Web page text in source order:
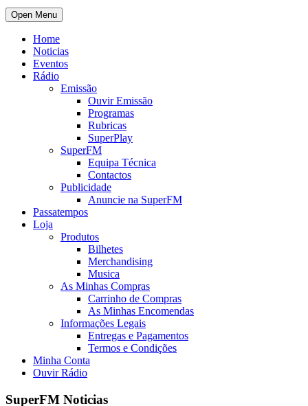
Open Menu
Home
Noticias
Eventos
Rádio
Emissão
Ouvir Emissão
Programas
Rubricas
SuperPlay
SuperFM
Equipa Técnica
Contactos
Publicidade
Anuncie na SuperFM
Passatempos
Loja
Produtos
Bilhetes
Merchandising
Musica
As Minhas Compras
Carrinho de Compras
As Minhas Encomendas
Informações Legais
Entregas e Pagamentos
Termos e Condições
Minha Conta
Ouvir Rádio
SuperFM Noticias